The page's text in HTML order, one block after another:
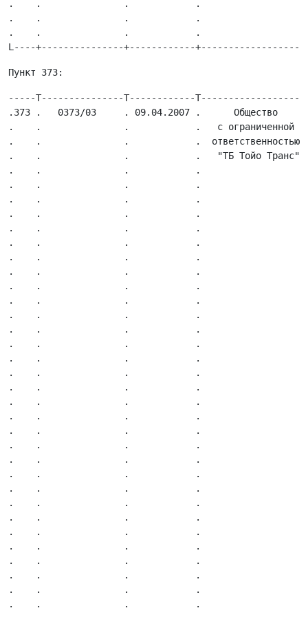
.    .               .            .
.    .               .            .
.    .               .            .
-----T---------------T------------
.373 .   0373/03     . 09.04.2007 .      Общество
.    .               .            .   с
.    .               .            .
.    .               .            .   "ТБ Тойо
.    .               .            .
.    .               .            .
.    .               .            .
.    .               .            .                     .
.    .               .            .
.    .               .            .
.    .               .            .
.    .               .            .
.    .               .            .
.    .               .            .
.    .               .            .
.    .               .            .
.    .               .            .
.    .               .            .
.    .               .            .
.    .               .            .
.    .               .            .
.    .               .            .
.    .               .            .
.    .               .            .
.    .               .            .
.    .               .            .
.    .               .            .
.    .               .            .
.    .               .            .
.    .               .            .
.    .               .            .
.    .               .            .
.    .               .            .
.    .               .            .
.    .               .            .